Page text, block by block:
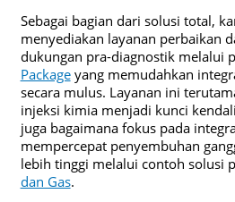
Sebagai bagian dari solusi total,
menyediakan layanan perbaikan
dukungan pra-diagnostik melalui
Packageyang memudahkan
secara mulus. Layanan ini
injeksi kimia menjadi kunci
juga bagaimana fokus pada
mempercepat penyembuhan
lebih tinggi melalui contoh solusi
dan Gas.